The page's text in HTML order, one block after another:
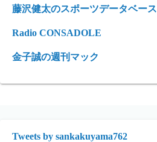
藤沢健太のスポーツデータベース
Radio CONSADOLE
金子誠の週刊マック
Tweets by sankakuyama762